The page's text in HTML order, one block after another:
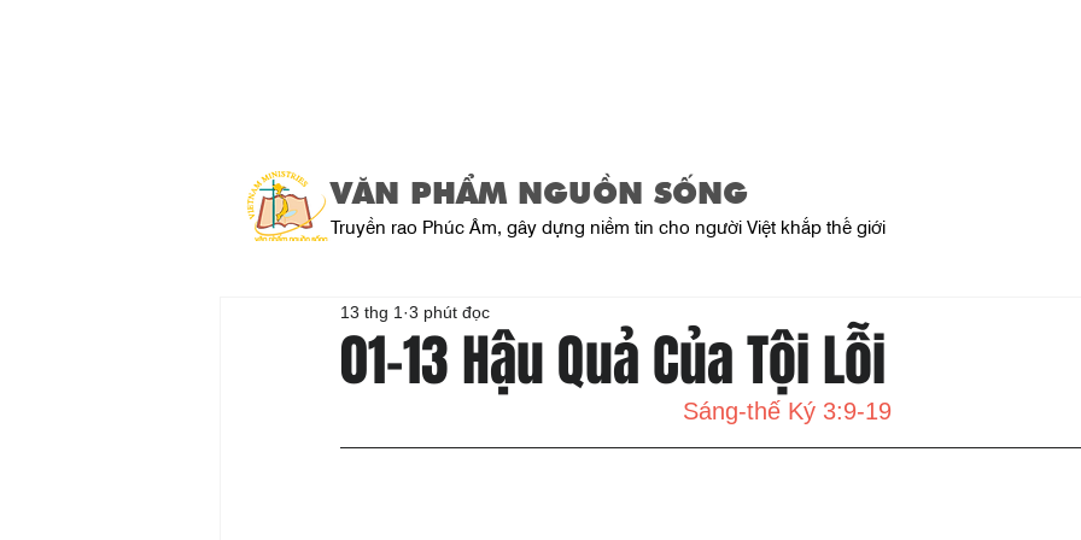
VĂN PHẨM NGUỒN SỐNG
Truyền rao Phúc Âm, gây dựng niềm tin cho người Việt khắp thế giới
01-13 Hậu Quả Của Tội Lỗi
13 thg 1 3 phút đọc
Sáng-thế Ký 3:9-19